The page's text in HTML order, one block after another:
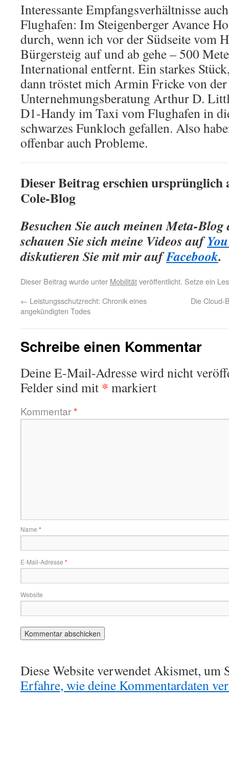
Interessante Empfangsverhältnisse
Flughafen: Im Steigenberger Avance
durch, wenn ich vor der Südseite vom
Bürgersteig auf und ab gehe – 500
International entfernt. Ein starkes
dann tröstet mich Armin Fricke von der
Unternehmungsberatung Arthur D.
D1-Handy im Taxi vom Flughafen in
schwarzes Funkloch gefallen. Also
offenbar auch Probleme.
Dieser Beitrag erschien ursprünglich
Cole-Blog
Besuchen Sie auch meinen Meta-
schauen Sie sich meine Videos auf
diskutieren Sie mit mir aufFacebook.
Dieser Beitrag wurde unter Mobilitätveröffentlicht. Setze ein
← Leistungsschutzrecht: Chronik eines
angekündigten Todes
Die Cloud-
Schreibe einen Kommentar
Deine E-Mail-Adresse wird nicht
Felder sind mit * markiert
Kommentar*
Name *
E-Mail-Adresse *
Website
Diese Website verwendet Akismet, um
Erfahre, wie deine Kommentardaten